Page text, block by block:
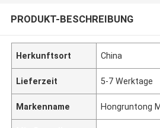
PRODUKT-BESCHREIBUNG
Herkunftsort China
Lieferzeit 5-7 Werktage
Markenname Hongruntong